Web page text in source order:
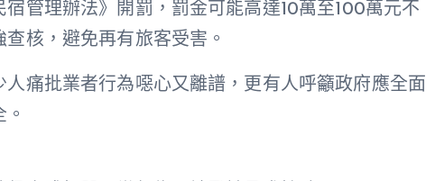
管理辦法》開罰，罰金可能高達10萬至100萬元不
核，避免再有旅客受害。
痛批業者行為噁心又離譜，更有人呼籲政府應全面